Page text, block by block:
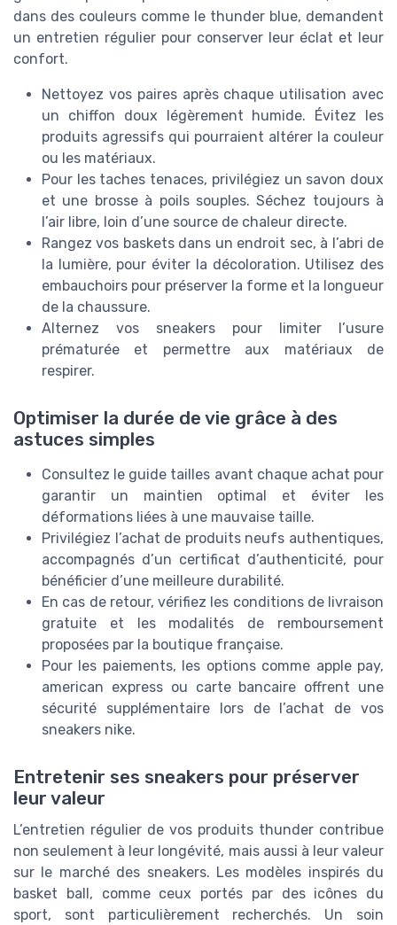
dans des couleurs comme le thunder blue, demandent
un entretien régulier pour conserver leur éclat et leur
confort.
Nettoyez vos paires après chaque utilisation avec
un chiffon doux légèrement humide. Évitez les
produits agressifs qui pourraient altérer la couleur
ou les matériaux.
Pour les taches tenaces, privilégiez un savon doux
et une brosse à poils souples. Séchez toujours à
l’air libre, loin d’une source de chaleur directe.
Rangez vos baskets dans un endroit sec, à l’abri de
la lumière, pour éviter la décoloration. Utilisez des
embauchoirs pour préserver la forme et la longueur
de la chaussure.
Alternez vos sneakers pour limiter l’usure
prématurée et permettre aux matériaux de
respirer.
Optimiser la durée de vie grâce à des
astuces simples
Consultez le guide tailles avant chaque achat pour
garantir un maintien optimal et éviter les
déformations liées à une mauvaise taille.
Privilégiez l’achat de produits neufs authentiques,
accompagnés d’un certificat d’authenticité, pour
bénéficier d’une meilleure durabilité.
En cas de retour, vérifiez les conditions de livraison
gratuite et les modalités de remboursement
proposées par la boutique française.
Pour les paiements, les options comme apple pay,
american express ou carte bancaire offrent une
sécurité supplémentaire lors de l’achat de vos
sneakers nike.
Entretenir ses sneakers pour préserver
leur valeur
L’entretien régulier de vos produits thunder contribue
non seulement à leur longévité, mais aussi à leur valeur
sur le marché des sneakers. Les modèles inspirés du
basket ball, comme ceux portés par des icônes du
sport, sont particulièrement recherchés. Un soin